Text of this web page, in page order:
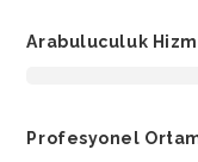
Arabuluculuk
Profesyonel